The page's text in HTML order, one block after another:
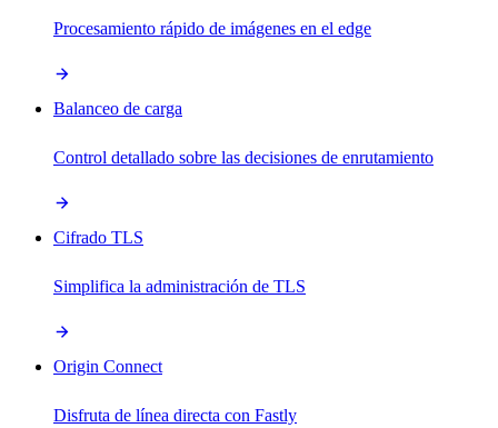
Procesamiento rápido de imágenes en el edge
Balanceo de carga
Control detallado sobre las decisiones de enrutamiento
Cifrado TLS
Simplifica la administración de TLS
Origin Connect
Disfruta de línea directa con Fastly